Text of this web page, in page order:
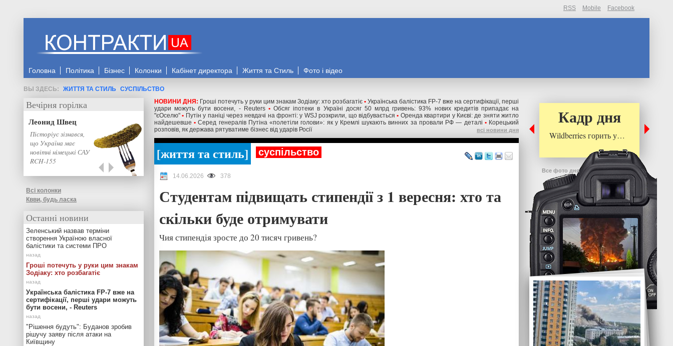
RSS Mobile Facebook
Головна Політика Бізнес Колонки Кабінет директора Життя та Стиль Фото і відео
ЖИТТЯ ТА СТИЛЬ СУСПІЛЬСТВО
НОВИНИ ДНЯ: Гроші потечуть у руки цим знакам Зодіаку: хто розбагатіє • Українська балістика FP-7 вже на сертифікації, перші
удари можуть бути восени, - Reuters • Обсяг іпотеки в Україні досяг 50 млрд гривень: 93% нових кредитів припадає на
"єОселю" • Путін у паніці через невдачі на фронті: у WSJ розкрили, що відбувається • Оренда квартири у Києві: де зняти житло
найдешевше • Серед генералів Путіна «полетіли голови»: як у Кремлі шукають винних за провали РФ — деталі • Корецький
розповів, як держава рятуватиме бізнес від ударів Росії
всі новини дня
життя та стиль суспільство
14.06.2026 378
Студентам підвищать стипендії з 1 вересня: хто та
скільки буде отримувати
Чия стипендія зросте до 20 тисяч гривень?
Вечірня горілка
Леонид Швец
Пісторіус зізнався,
що Україна має
новітні німецькі САУ
RCH-155
Всі колонки
Квви, будь ласка
Останні новини
Зеленський назвав терміни
створення Україною власної
балістики та системи ПРО
Гроші потечуть у руки цим знакам
Зодіаку: хто розбагатіє
Українська балістика FP-7 вже на
сертифікації, перші удари можуть
бути восени, - Reuters
"Рішення будуть": Буданов зробив
рішучу заяву після атаки на
Київщину
Кадр дня
Wildberries горить у…
Все фото дня